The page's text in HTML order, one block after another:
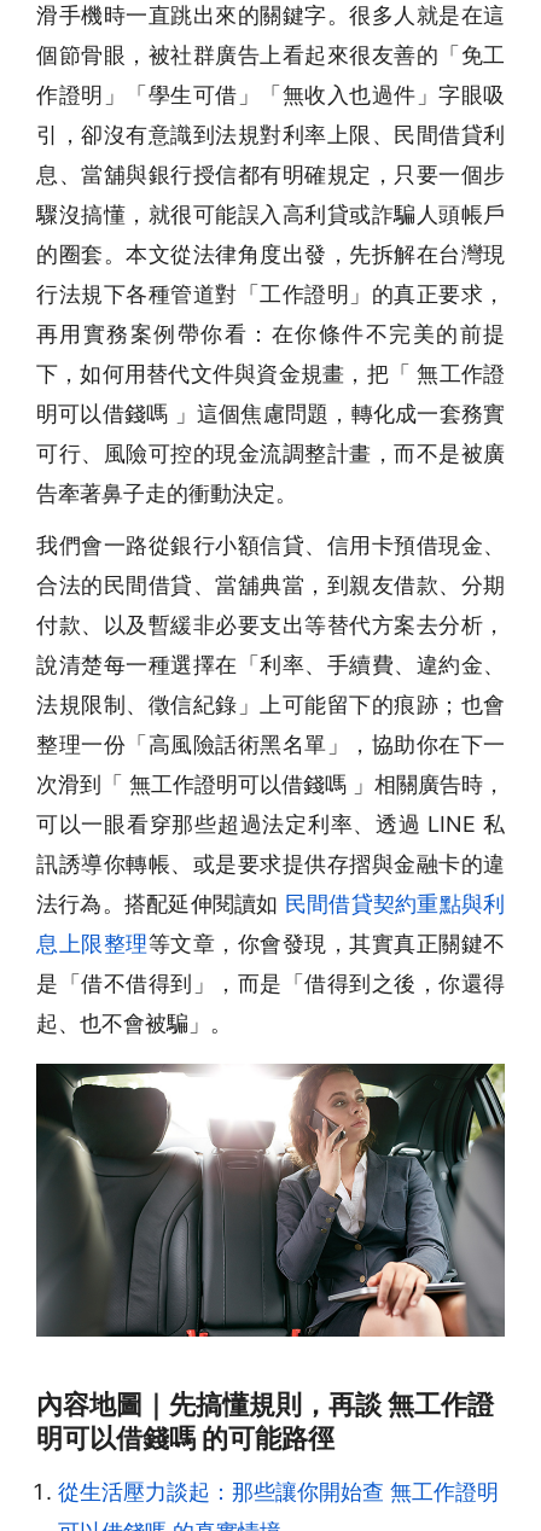
滑手機時一直跳出來的關鍵字。很多人就是在這
個節骨眼，被社群廣告上看起來很友善的「免工
作證明」「學生可借」「無收入也過件」字眼吸
引，卻沒有意識到法規對利率上限、民間借貸利
息、當舖與銀行授信都有明確規定，只要一個步
驟沒搞懂，就很可能誤入高利貸或詐騙人頭帳戶
的圈套。本文從法律角度出發，先拆解在台灣現
行法規下各種管道對「工作證明」的真正要求，
再用實務案例帶你看：在你條件不完美的前提
下，如何用替代文件與資金規畫，把「 無工作證
明可以借錢嗎 」這個焦慮問題，轉化成一套務實
可行、風險可控的現金流調整計畫，而不是被廣
告牽著鼻子走的衝動決定。
我們會一路從銀行小額信貸、信用卡預借現金、
合法的民間借貸、當舖典當，到親友借款、分期
付款、以及暫緩非必要支出等替代方案去分析，
說清楚每一種選擇在「利率、手續費、違約金、
法規限制、徵信紀錄」上可能留下的痕跡；也會
整理一份「高風險話術黑名單」，協助你在下一
次滑到「 無工作證明可以借錢嗎 」相關廣告時，
可以一眼看穿那些超過法定利率、透過 LINE 私
訊誘導你轉帳、或是要求提供存摺與金融卡的違
法行為。搭配延伸閱讀如 民間借貸契約重點與利
息上限整理等文章，你會發現，其實真正關鍵不
是「借不借得到」，而是「借得到之後，你還得
起、也不會被騙」。
內容地圖｜先搞懂規則，再談 無工作證
明可以借錢嗎 的可能路徑
從生活壓力談起：那些讓你開始查 無工作證明